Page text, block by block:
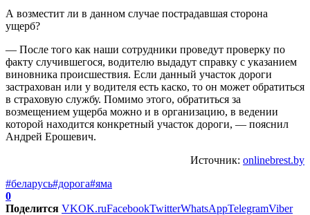
А возместит ли в данном случае пострадавшая сторона
ущерб?
— После того как наши сотрудники проведут проверку по
факту случившегося, водителю выдадут справку с указанием
виновника происшествия. Если данный участок дороги
застрахован или у водителя есть каско, то он может обратиться
в страховую службу. Помимо этого, обратиться за
возмещением ущерба можно и в организацию, в ведении
которой находится конкретный участок дороги, — пояснил
Андрей Ерошевич.
Источник: onlinebrest.by
#беларусь#дорога#яма
0
Поделится VKOK.ruFacebookTwitterWhatsAppTelegramViber